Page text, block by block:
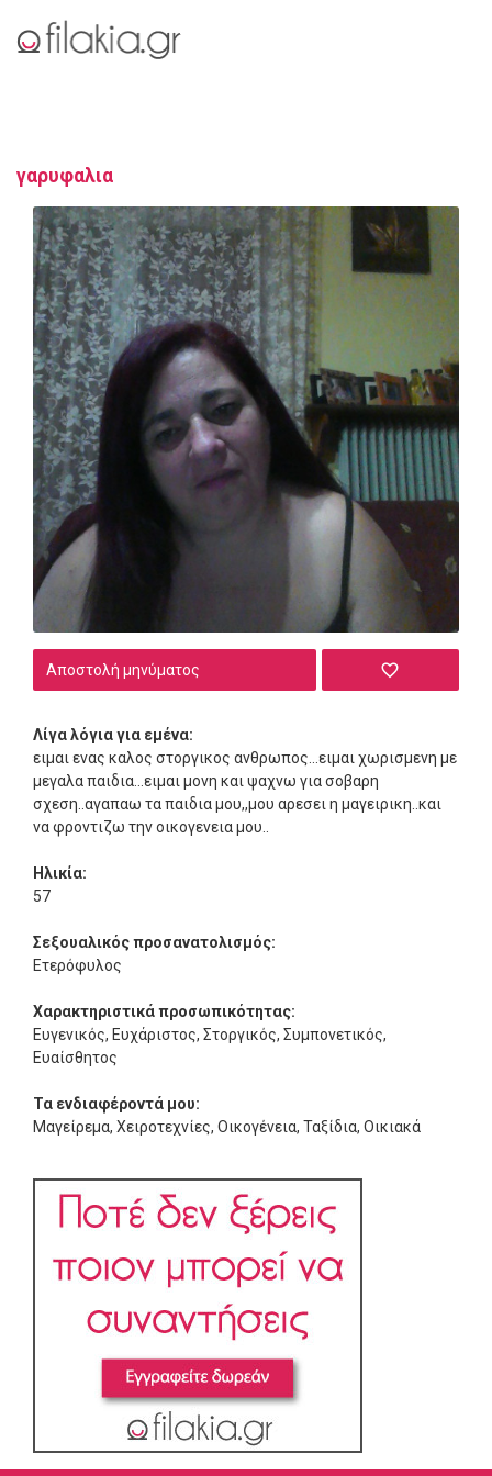
γαρυφαλια
Αποστολή μηνύματος
Λίγα λόγια για εμένα:
ειμαι ενας καλος στοργικος ανθρωπος...ειμαι χωρισμενη με
μεγαλα παιδια...ειμαι μονη και ψαχνω για σοβαρη
σχεση..αγαπαω τα παιδια μου,,μου αρεσει η μαγειρικη..και
να φροντιζω την οικογενεια μου..
Ηλικία:
57
Σεξουαλικός προσανατολισμός:
Ετερόφυλος
Χαρακτηριστικά προσωπικότητας:
Ευγενικός, Ευχάριστος, Στοργικός, Συμπονετικός,
Ευαίσθητος
Τα ενδιαφέροντά μου:
Μαγείρεμα, Χειροτεχνίες, Οικογένεια, Ταξίδια, Οικιακά